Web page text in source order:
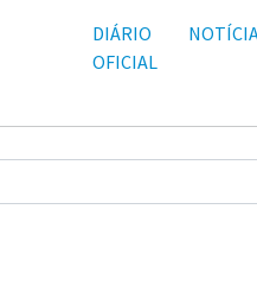
DIÁRIO
OFICIAL